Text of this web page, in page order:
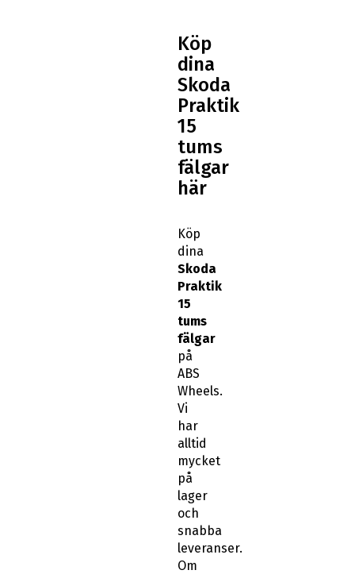
Köp
dina
Skoda
Praktik
15
tums
fälgar
här
Köp
dina
Skoda
Praktik
15
tums
fälgar
på
ABS
Wheels.
Vi
har
alltid
mycket
på
lager
och
snabba
leveranser.
Om